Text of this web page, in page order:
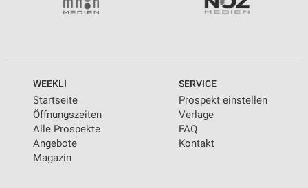
WEEKLI
Startseite
Öffnungszeiten
Alle Prospekte
Angebote
Magazin
SERVICE
Prospekt einstellen
Verlage
FAQ
Kontakt